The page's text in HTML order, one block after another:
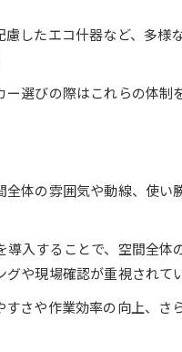
で叶える具体的な空間提案
製作で意識すべき工程
時の確認すべきチェックリ
における大阪府対応の強み
什器の最適提案法
製作がもたらす最適な提案
したエコ什器など、多
選びの際はこれらの体制
体の雰囲気や動線、使
入することで、空間全
や現場確認が重視されて
さや作業効率の向上、